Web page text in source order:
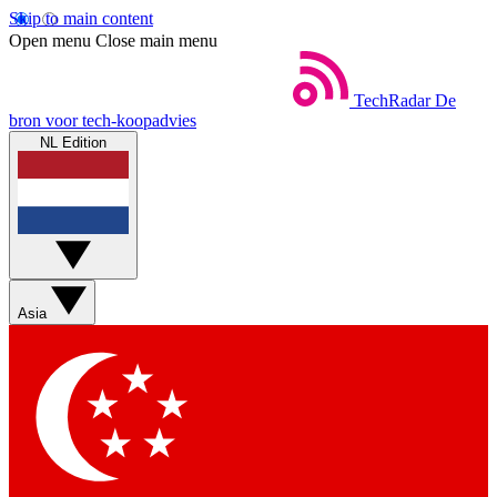
Skip to main content
Open menu Close main menu
TechRadar De
bron voor tech-koopadvies
NL Edition
Asia